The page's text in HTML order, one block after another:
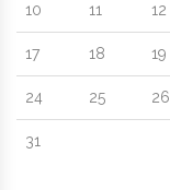
10 11 12
17 18 19
24 25 26
31